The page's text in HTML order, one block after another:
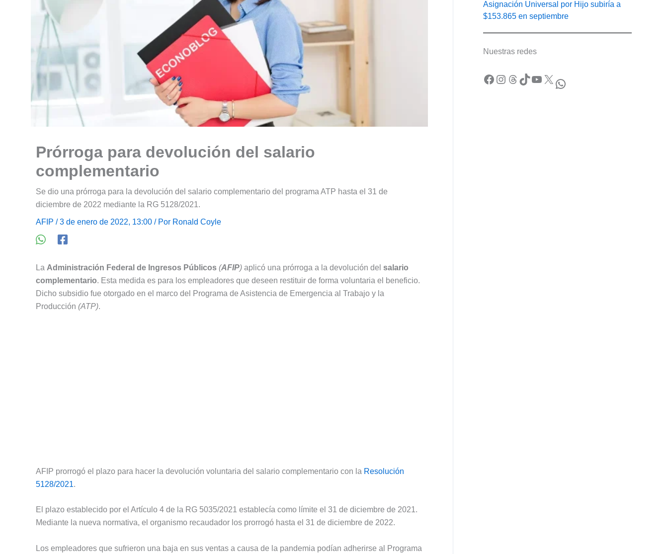
Prórroga para devolución del salario
complementario
Se dio una prórroga para la devolución del salario complementario del programa ATP hasta el 31 de
diciembre de 2022 mediante la RG 5128/2021.
AFIP / 3 de enero de 2022, 13:00 / Por Ronald Coyle
La Administración Federal de Ingresos Públicos (AFIP) aplicó una prórroga a la devolución del salario
complementario. Esta medida es para los empleadores que deseen restituir de forma voluntaria el beneficio.
Dicho subsidio fue otorgado en el marco del Programa de Asistencia de Emergencia al Trabajo y la
Producción (ATP).
AFIP prorrogó el plazo para hacer la devolución voluntaria del salario complementario con la Resolución
5128/2021.
El plazo establecido por el Artículo 4 de la RG 5035/2021 establecía como límite el 31 de diciembre de 2021.
Mediante la nueva normativa, el organismo recaudador los prorrogó hasta el 31 de diciembre de 2022.
Los empleadores que sufrieron una baja en sus ventas a causa de la pandemia podían adherirse al Programa
Asignación Universal por Hijo subiría a
$153.865 en septiembre
Nuestras redes
Facebook Instagram Threads TikTok YouTube X WhatsApp